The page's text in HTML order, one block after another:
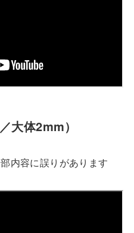
大体2mm）
内容に誤りがあります